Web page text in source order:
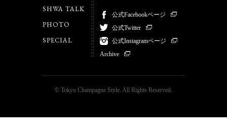
SHWA TALK
PHOTO
SPECIAL
公式Facebookページ
公式Twitter
公式Instagramページ
Archive
© Tokyo Champagne Style. All Rights Reserved.